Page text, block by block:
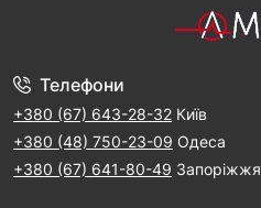
Телефони
+380 (67) 643-28-32 Київ
+380 (48) 750-23-09 Одеса
+380 (67) 641-80-49 Запоріжжя